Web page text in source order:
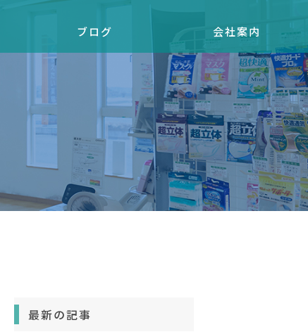
ブログ 会社案内
最新の記事